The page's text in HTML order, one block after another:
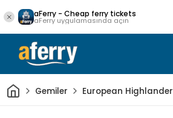
aFerry - Cheap ferry tickets
aFerry uygulamasında açın
Ev Gemiler European Highlander